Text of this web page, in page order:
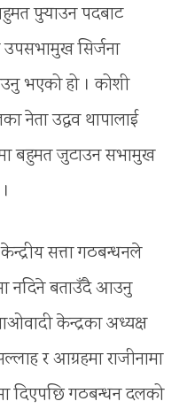
पुर्‍याउन पदबाट
उपसभामुख सिर्जना
भएको हो । कोशी
नेता उद्धव थापालाई
बहुमत जुटाउन सभामुख
सत्ता गठबन्धनले
नदिने बताउँदै आउनु
केन्द्रका अध्यक्ष
र आग्रहमा राजीनामा
दिएपछि गठबन्धन दलको